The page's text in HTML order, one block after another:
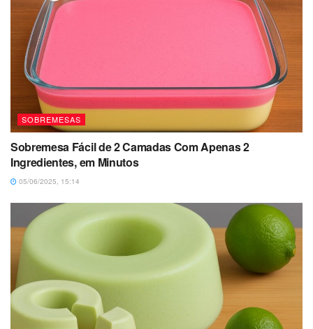
SOBREMESAS
Sobremesa Fácil de 2 Camadas Com Apenas 2
Ingredientes, em Minutos
05/06/2025, 15:14